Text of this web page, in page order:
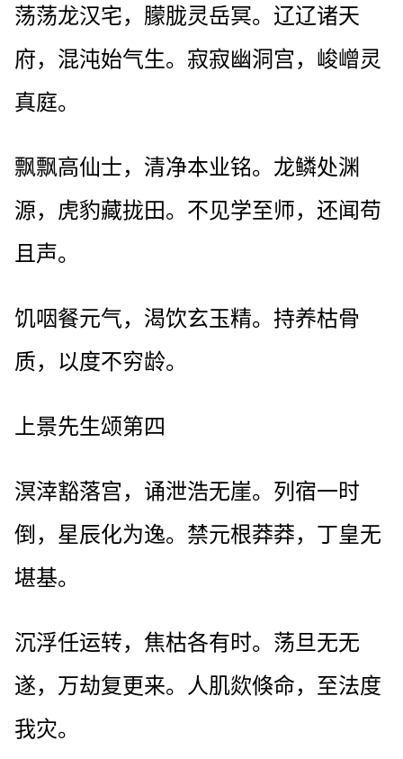
荡荡龙汉宅，朦胧灵岳冥。辽辽诸天
府，混沌始气生。寂寂幽洞宫，峻嶒灵
真庭。
飘飘高仙士，清净本业铭。龙鳞处渊
源，虎豹藏拢田。不见学至师，还闻苟
且声。
饥咽餐元气，渴饮玄玉精。持养枯骨
质，以度不穷龄。
上景先生颂第四
溟涬豁落宫，诵泄浩无崖。列宿一时
倒，星辰化为逸。禁元根莽莽，丁皇无
堪基。
沉浮任运转，焦枯各有时。荡旦无无
遂，万劫复更来。人肌欻倏命，至法度
我灾。